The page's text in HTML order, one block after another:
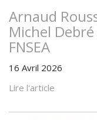
Arnaud
Michel
FNSEA
16 Avril 2026
Lire l'article